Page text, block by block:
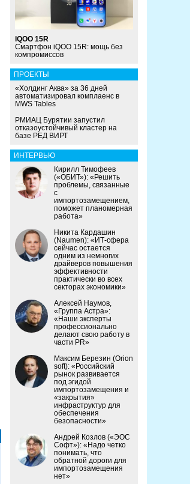
iQOO 15R
Смартфон iQOO 15R: мощь без
компромиссов
ПРОЕКТЫ
«Холдинг Аква» за 36 дней
автоматизировал комплаенс в
MWS Tables
РМИАЦ Бурятии запустил
отказоустойчивый кластер на
базе РЕД ВИРТ
ИНТЕРВЬЮ
Кирилл Тимофеев
(«ОБИТ»): «Решить
проблемы, связанные
с
импортозамещением,
поможет планомерная
работа»
Никита Кардашин
(Naumen): «ИТ-сфера
сейчас остается
одним из немногих
драйверов повышения
эффективности
практически во всех
секторах экономики»
Алексей Наумов,
«Группа Астра»:
«Наши эксперты
профессионально
делают свою работу в
части PR»
Максим Березин (Orion
soft): «Российский
рынок развивается
под эгидой
импортозамещения и
«закрытия»
инфраструктур для
обеспечения
безопасности»
Андрей Козлов («ЭОС
Софт»): «Надо четко
понимать, что
обратной дороги для
импортозамещения
нет»